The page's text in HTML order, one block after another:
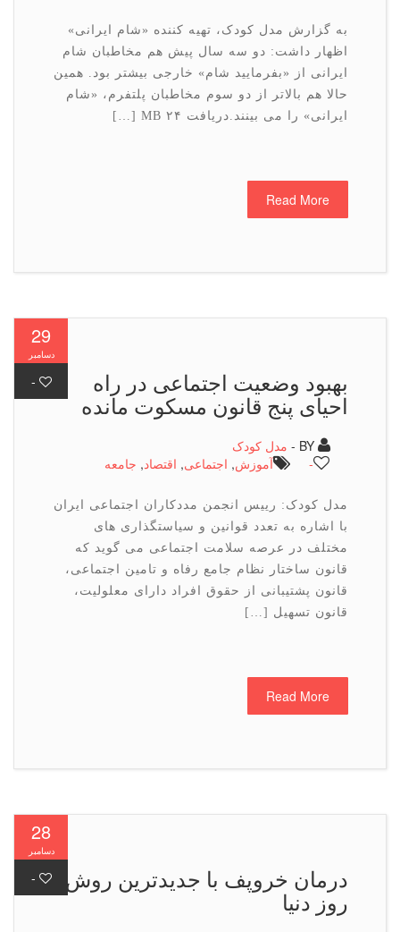
به گزارش مدل کودک، تهیه کننده «شام ایرانی»
اظهار داشت: دو سه سال پیش هم مخاطبان شام
ایرانی از «بفرمایید شام» خارجی بیشتر بود. همین
حالا هم بالاتر از دو سوم مخاطبان پلتفرم، «شام
ایرانی» را می بینند.دریافت ۲۴ MB […]
Read More
بهبود وضعیت اجتماعی در راه
احیای پنج قانون مسکوت مانده
مدل کودک
آموزش,اجتماعی ,اقتصاد ,جامعه
مدل کودک: رییس انجمن مددکاران اجتماعی ایران
با اشاره به تعدد قوانین و سیاستگذاری های
مختلف در عرصه سلامت اجتماعی می گوید که
قانون ساختار نظام جامع رفاه و تامین اجتماعی،
قانون پشتیبانی از حقوق افراد دارای معلولیت،
قانون تسهیل […]
Read More
-
درمان خروپف با جدیدترین روش
روز دنیا